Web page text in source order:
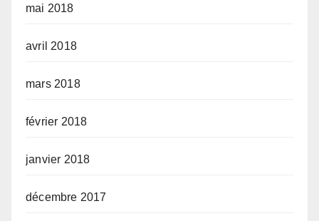
mai 2018
avril 2018
mars 2018
février 2018
janvier 2018
décembre 2017